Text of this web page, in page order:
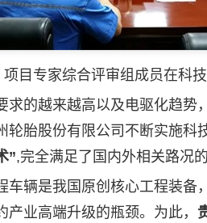
专家综合评审组成员在科技
的越来越高以及电驱化趋势
胎股份有限公司不断实施科
”,完全满足了国内外相关路况
辆是我国原创核心工程装备
业高端升级的瓶颈。为此，